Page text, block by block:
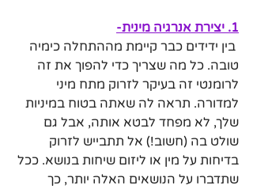
1. יצירת אנרגיה מינית-
בין ידידים כבר קיימת מההתחלה כימיה
טובה. כל מה שצריך כדי להפוך את זה
לרומנטי זה בעיקר לזרוק מתח מיני
למדורה. תראה לה שאתה בטוח במיניות
שלך, לא מפחד לבטא אותה, אבל גם
שולט בה (חשוב!) אל תתבייש לזרוק
בדיחות על מין או ליזום שיחות בנושא. ככל
שתדברו על הנושאים האלה יותר, כך